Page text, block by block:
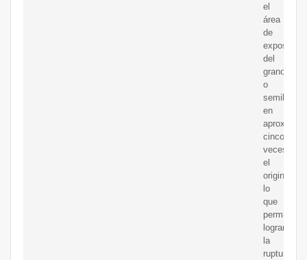
el
área
de
exposición
del
grano
o
semilla
en
cinco
veces
el
original,
lo
que
permite
lograr
la
ruptura